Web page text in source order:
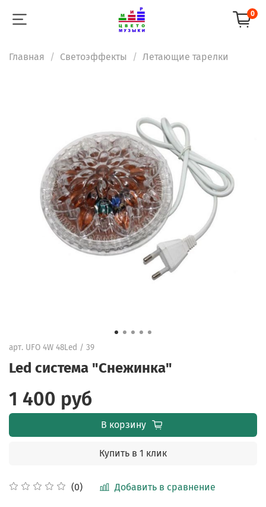
0
Главная Светоэффекты Летающие тарелки
арт. UFO 4W 48Led / 39
Led система "Снежинка"
(0) Добавить в сравнение
1 400 руб
В корзину
Купить в 1 клик